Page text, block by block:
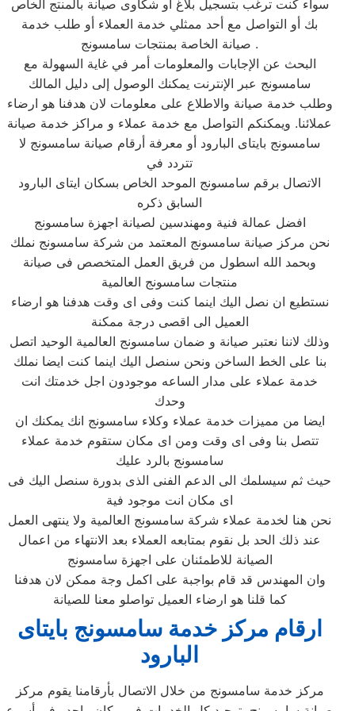
سواء كنت ترغب بتسجيل بلاغ أو شكاوى صيانة بالمنتج الخاص
بك أو التواصل مع أحد ممثلي خدمة العملاء أو طلب خدمة
صيانة الخاصة بمنتجات سامسونج .
البحث عن الإجابات والمعلومات أمر في غاية السهولة مع
سامسونج عبر الإنترنت يمكنك الوصول إلى دليل المالك
وطلب خدمة صيانة والاطلاع على معلومات لان هدفنا هو ارضاء
عملائنا. ويمكنكم التواصل مع خدمة عملاء و مراكز خدمة صيانة
سامسونج بايتاى البارود أو معرفة أرقام صيانة سامسونج لا
تتردد في
الاتصال برقم سامسونج الموحد الخاص بسكان ايتاى البارود
السابق ذكره
افضل عمالة فنية ومهندسين لصيانة اجهزة سامسونج
نحن مركز صيانة سامسونج المعتمد من شركة سامسونج نملك
وبحمد الله اسطول من فريق العمل المتخصص فى صيانة
منتجات سامسونج العالمية
نستطيع ان نصل اليك اينما كنت وفى اى وقت هدفنا هو ارضاء
العميل الى اقصى درجة ممكنة
وذلك لاننا نعتبر صيانة و ضمان سامسونج العالمية الوحيد اتصل
بنا على الخط الساخن ونحن سنصل اليك اينما كنت ايضا نملك
خدمة عملاء على مدار الساعه موجودون اجل خدمتك انت
وحدك
ايضا من مميزات خدمة عملاء وكلاء سامسونج انك يمكنك ان
تتصل بنا وفى اى وقت ومن اى مكان ستقوم خدمة عملاء
سامسونج بالرد عليك
حيث ثم سيسلمك الى الدعم الفنى الذى بدورة سنصل اليك فى
اى مكان انت موجود فية
نحن هنا لخدمة عملاء شركة سامسونج العالمية ولا ينتهى العمل
عند ذلك الحد بل نقوم بمتابعه العملاء بعد الانتهاء من اعمال
الصيانة للاطمئنان على اجهزة سامسونج
وان المهندس قد قام بواجبة على اكمل وجة ممكن لان هدفنا
كما قلنا هو ارضاء العميل تواصلو معنا للصيانة
ارقام مركز خدمة سامسونج بايتاى
البارود
مركز خدمة سامسونج من خلال الاتصال بأرقامنا يقوم مركز